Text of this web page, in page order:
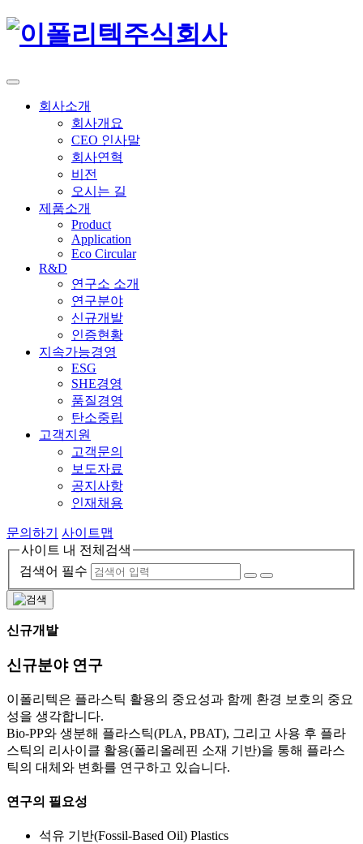
회사소개
회사개요
CEO 인사말
회사연혁
비전
오시는 길
제품소개
Product
Application
Eco Circular
R&D
연구소 소개
연구분야
신규개발
인증현황
지속가능경영
ESG
SHE경영
품질경영
탄소중립
고객지원
고객문의
보도자료
공지사항
인재채용
문의하기
사이트맵
사이트 내 전체검색
검색어 필수
신규개발
신규분야 연구
이폴리텍은 플라스틱 활용의 중요성과 함께 환경 보호의 중요
성을 생각합니다.
Bio-PP와 생분해 플라스틱(PLA, PBAT), 그리고 사용 후 플라
스틱의 리사이클 활용(폴리올레핀 소재 기반)을 통해 플라스
틱의 대체와 변화를 연구하고 있습니다.
연구의 필요성
석유 기반(Fossil-Based Oil) Plastics